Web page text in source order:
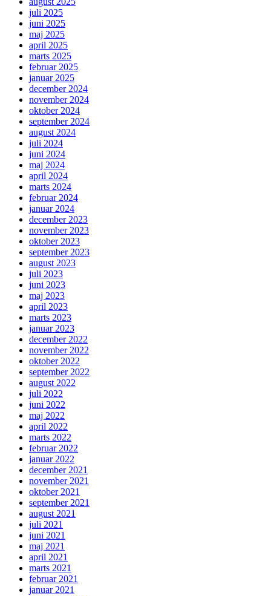
juli 2025
juni 2025
maj 2025
april 2025
marts 2025
februar 2025
januar 2025
december 2024
november 2024
oktober 2024
september 2024
august 2024
juli 2024
juni 2024
maj 2024
april 2024
marts 2024
februar 2024
januar 2024
december 2023
november 2023
oktober 2023
september 2023
august 2023
juli 2023
juni 2023
maj 2023
april 2023
marts 2023
januar 2023
december 2022
november 2022
oktober 2022
september 2022
august 2022
juli 2022
juni 2022
maj 2022
april 2022
marts 2022
februar 2022
januar 2022
december 2021
november 2021
oktober 2021
september 2021
august 2021
juli 2021
juni 2021
maj 2021
april 2021
marts 2021
februar 2021
januar 2021